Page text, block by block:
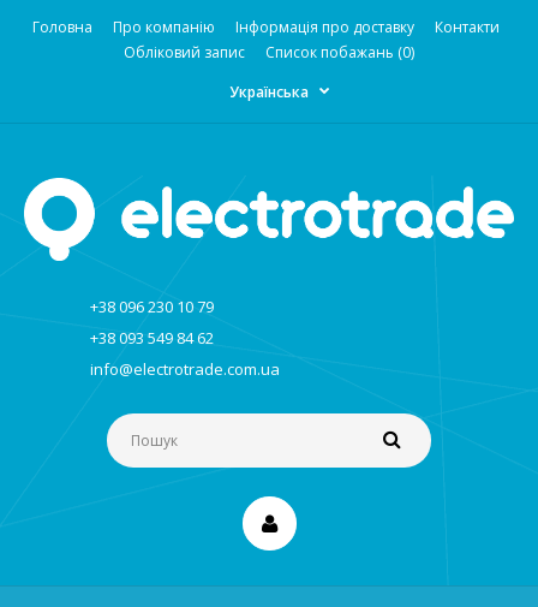
Головна Про компанію Інформація про доставку
Контакти
Обліковий запис
Список побажань (0)
Українська
+38 096 230 10 79
+38 093 549 84 62
info@electrotrade.com.ua